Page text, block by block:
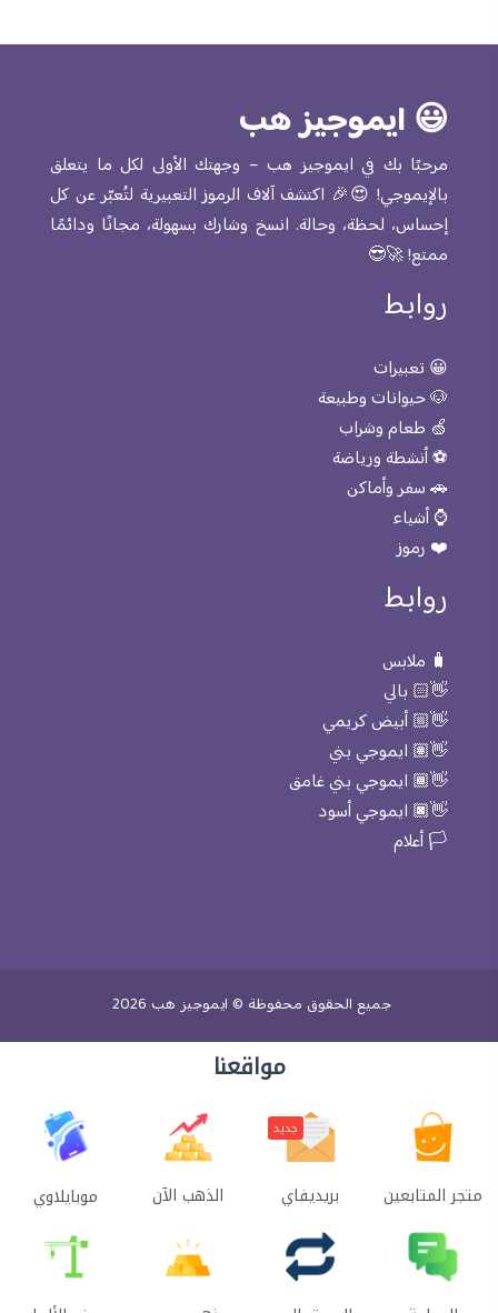
😃 ايموجيز هب
مرحبًا بك في ايموجيز هب – وجهتك الأولى لكل ما يتعلق
بالإيموجي! 😍🎉 اكتشف آلاف الرموز التعبيرية لتُعبّر عن كل
إحساس، لحظة، وحالة. انسخ وشارك بسهولة، مجانًا ودائمًا
ممتع! 🚀😎
روابط
😀 تعبيرات
🐶 حيوانات وطبيعة
🍏 طعام وشراب
⚽ أنشطة ورياضة
🚗 سفر وأماكن
⌚ أشياء
❤️ رموز
روابط
🧳 ملابس
👋🏻 بالي
👋🏼 أبيض كريمي
👋🏽 ايموجي بني
👋🏾 ايموجي بني غامق
👋🏿 ايموجي أسود
🏳️ أعلام
جميع الحقوق محفوظة © ايموجيز هب 2026